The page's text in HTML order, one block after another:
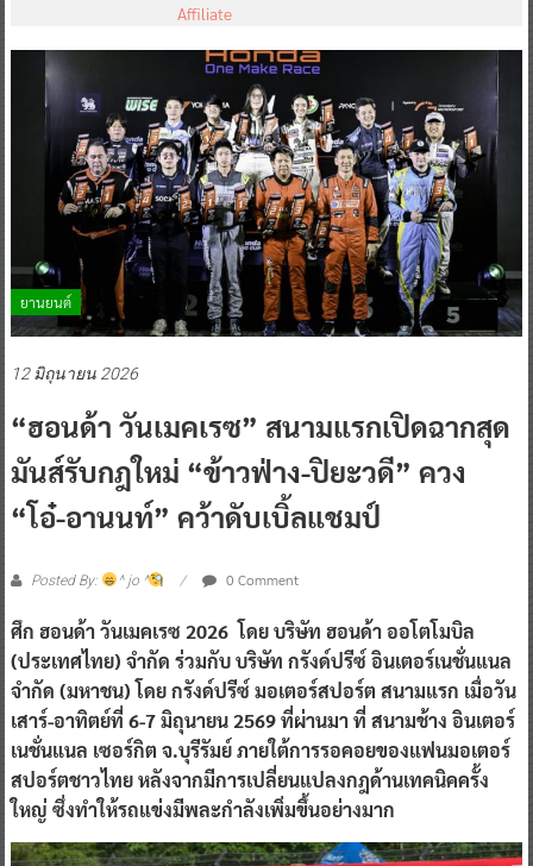
Affiliate
ยานยนต์
12 มิถุนายน 2026
“ฮอนด้า วันเมคเรซ” สนามแรกเปิดฉากสุด
มันส์รับกฎใหม่ “ข้าวฟ่าง-ปิยะวดี” ควง
“โอ๋-อานนท์” คว้าดับเบิ้ลแชมป์
Posted By: ^ jo ^ 0 Comment
ศึก ฮอนด้า วันเมคเรซ 2026 โดย บริษัท ฮอนด้า ออโตโมบิล
(ประเทศไทย) จำกัด ร่วมกับ บริษัท กรังด์ปรีซ์ อินเตอร์เนชั่นแนล
จำกัด (มหาชน) โดย กรังด์ปรีซ์ มอเตอร์สปอร์ต สนามแรก เมื่อวัน
เสาร์-อาทิตย์ที่ 6-7 มิถุนายน 2569 ที่ผ่านมา ที่ สนามช้าง อินเตอร์
เนชั่นแนล เซอร์กิต จ.บุรีรัมย์ ภายใต้การรอคอยของแฟนมอเตอร์
สปอร์ตชาวไทย หลังจากมีการเปลี่ยนแปลงกฎด้านเทคนิคครั้ง
ใหญ่ ซึ่งทำให้รถแข่งมีพละกำลังเพิ่มขึ้นอย่างมาก